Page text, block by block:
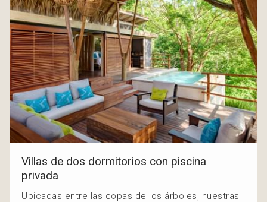
Villas de dos dormitorios con piscina
privada
Ubicadas entre las copas de los árboles, nuestras